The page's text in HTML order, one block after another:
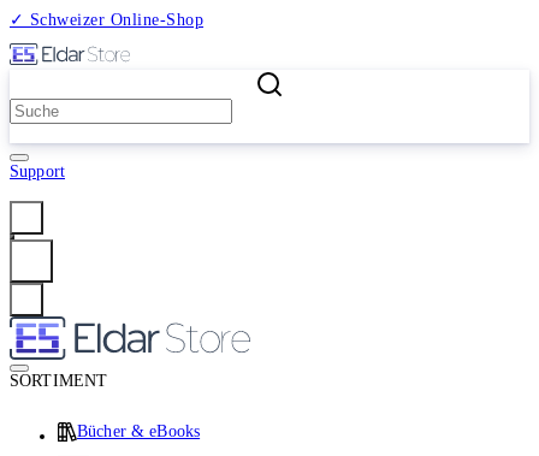
✓ Schweizer Online-Shop
Support
SORTIMENT
Bücher & eBooks